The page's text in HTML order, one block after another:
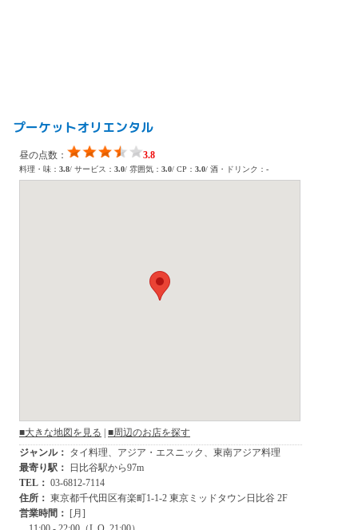
プーケットオリエンタル